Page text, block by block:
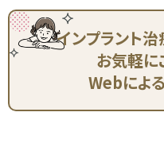
インプラント
お気軽に
Webによ